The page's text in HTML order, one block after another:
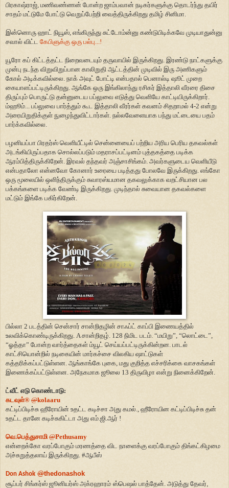
பிரகாஷ்ராஜ், மணிவண்ணன் போன்ற ஜாம்பவான் நடிகர்களுக்கு தொடர்ந்து தயிர்
சாதம் மட்டுமே போட்டு வெறுப்பேற்றி வைத்திருக்கிறது தமிழ் சினிமா.
இன்னொரு ஹாட் நியூஸ், எங்கிருந்து சுட்டோம்ன்னு கண்டுபிடிக்கவே முடியாதுன்னு
சவால் விட்ட கேபிளுக்கு ஒரு பல்பு...!
யூரோ கப் கிட்டத்தட்ட நிறைவடையும் தருவாயில் இருக்கிறது. இரண்டு நாட்களுக்கு
முன்பு நடந்த விறுவிறுப்பான காலிறுதி ஆட்டத்தின் முடிவில் இரு அணிகளும்
கோல் அடிக்கவில்லை. நாக் அவுட் போட்டி என்பதால் பெனால்டி ஷூட் முறை
கையாளப்பட்டிருக்கிறது. ஆங்கே ஒரு இங்கிலாந்து ரசிகர் இத்தாலி வீரரை திசை
திருப்பும் பொருட்டு தன்னுடைய பப்லுவை எடுத்து வெளியே காட்டியிருக்கிறார்.
ம்ஹூம்... பப்லுவை பார்த்தும் கூட இத்தாலி வீரர்கள் கவனம் சிதறாமல் 4-2 என்று
அரையிறுதிக்குள் நுழைந்துவிட்டார்கள். நல்லவேளையாக பந்து மட்டையை பதம்
பார்க்கவில்லை.
பழனியப்பா பிரதர்ஸ் வெளியீட்டில் சென்னையைப் பற்றிய அரிய பெரிய தகவல்கள்
அடங்கியிருப்பதாக சொல்லப்படும் மதராசப்பட்டினம் புத்தகத்தை படிக்க
ஆரம்பித்திருக்கிறேன். இரவல் தந்தவர் அஞ்சாசிங்கம். அவர்களுடைய வெளியீடு
என்பதாலோ என்னவோ கோனார் உரையை படித்தது போலவே இருக்கிறது. எங்கோ
ஒரு மூலையில் ஒளிந்திருக்கும் சுவாரஸ்யமான தகவலுக்காக வறட்சியான பல
பக்கங்களை படிக்க வேண்டி இருக்கிறது. முடிந்தால் சுவையான தகவல்களை
மட்டும் இங்கே பகிர்கிறேன்.
பில்லா 2 படத்தின் சென்சார் சான்றிதழின் சாஃப்ட் காப்பி இணையத்தில்
உலவிக்கொண்டிருக்கிறது. A சான்றிதழ். 128 நிமிட படம். “மயிறு”, “லொட்டை”,
“ஓத்தா” போன்ற வார்த்தைகள் ம்யூட் செய்யப்பட்டிருக்கின்றன. பாடல்
காட்சியொன்றில் நடிகையின் மார்கச்சை விலகிய ஷாட்டுகள்
கத்தரிக்கப்பட்டுள்ளன. ஆங்காங்கே புகை, மது குறித்த எச்சரிக்கை வாசகங்கள்
இணைக்கப்பட்டுள்ளன. அநேகமாக ஜூலை 13 திருவிழா என்று நினைக்கிறேன்.
ட்வீட் எடு கொண்டாடு:
கடவுள்® @kolaaru
கட்டிப்பிடிச்சு ஹீரோயின் உதட்ட கடிச்சா அது கமல்.
ஹீரோயின கட்டிப்பிடிச்சு தன்
உதட்ட தானே கடிச்சுகிட்டா அது எம்.ஜி.ஆர் !
வெ.பெத்துசாமி @Pethusamy
என்றைக்கோ வரப்போகும் மரணத்தை விட நாளைக்கு வரப்போகும் திங்கட்கிழமை
அச்சுறுத்தலாய் இருக்கிறது. #ஆபீஸ்
Don Ashok @thedonashok
சூப்பர் சிங்கர்ஸ் ஜூனியர்ஸ் அக்ரஹாரம் ஸ்பெஷல் பாத்தேன். அடுத்து தேவர்